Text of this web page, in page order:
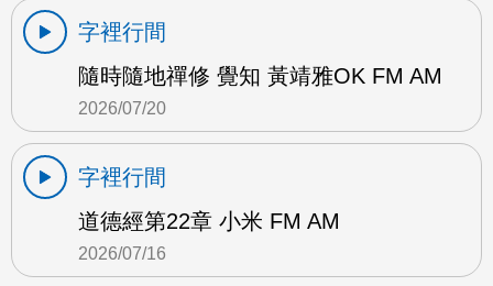
字裡行間
隨時隨地禪修 覺知 黃靖雅OK FM AM
2026/07/20
字裡行間
道德經第22章 小米 FM AM
2026/07/16